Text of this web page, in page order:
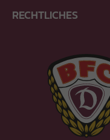
RECHTLICHES